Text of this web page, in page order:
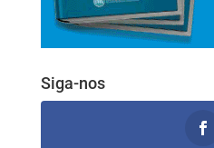
Siga-nos